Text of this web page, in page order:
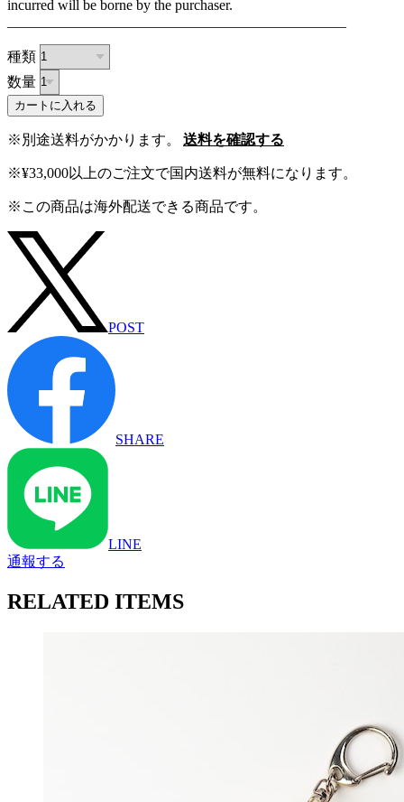
incurred will be borne by the purchaser.
種類
数量
カートに入れる
※別途送料がかかります。 送料を確認する
※¥33,000以上のご注文で国内送料が無料になります。
※この商品は海外配送できる商品です。
POST
SHARE
LINE
通報する
RELATED ITEMS